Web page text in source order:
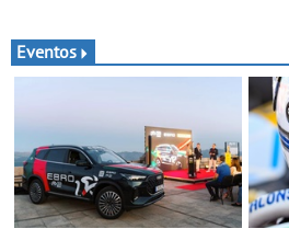
viagem de automóvel
Eventos